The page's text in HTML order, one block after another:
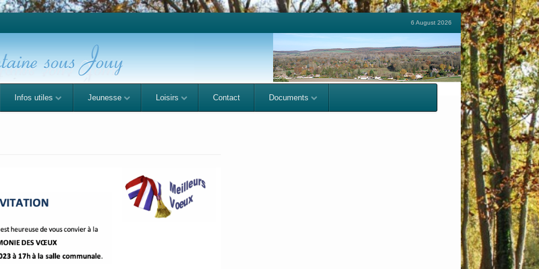
6 August 2026
Infos utiles Jeunesse Loisirs Contact Documents